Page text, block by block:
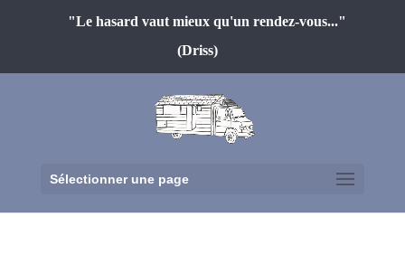
"Le hasard vaut mieux qu'un rendez-vous..."
(Driss)
Sélectionner une page